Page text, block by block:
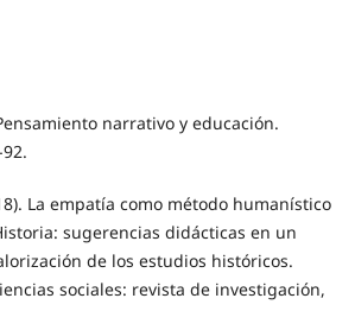
narrativo y educación.
La empatía como método humanístico
sugerencias didácticas en un
de los estudios históricos.
sociales: revista de investigación,